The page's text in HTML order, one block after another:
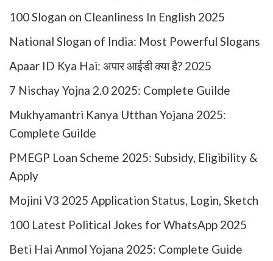
100 Slogan on Cleanliness In English 2025
National Slogan of India: Most Powerful Slogans
Apaar ID Kya Hai: अपार आईडी क्या है? 2025
7 Nischay Yojna 2.0 2025: Complete Guilde
Mukhyamantri Kanya Utthan Yojana 2025:
Complete Guilde
PMEGP Loan Scheme 2025: Subsidy, Eligibility &
Apply
Mojini V3 2025 Application Status, Login, Sketch
100 Latest Political Jokes for WhatsApp 2025
Beti Hai Anmol Yojana 2025: Complete Guide